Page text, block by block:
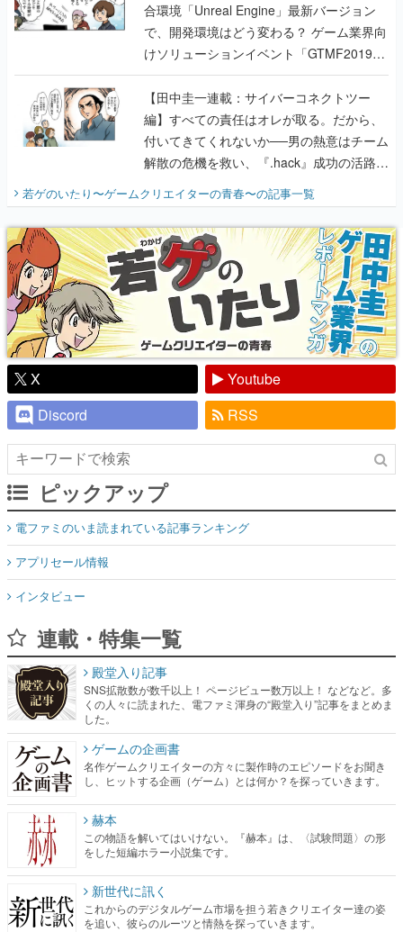
合環境「Unreal Engine」最新バージョン
で、開発環境はどう変わる？ ゲーム業界向
けソリューションイベント「GTMF2019」
に行って、より理解を深めよう【PR】
【田中圭一連載：サイバーコネクトツー
編】すべての責任はオレが取る。だから、
付いてきてくれないか──男の熱意はチーム
解散の危機を救い、『.hack』成功の活路を
開く。業界の快男児・松山 洋に流れる血は
『少年ジャンプ』色だった【若ゲのいた
り】
若ゲのいたり〜ゲームクリエイターの青春〜の記事一覧
X
Youtube
Discord
RSS
ピックアップ
電ファミのいま読まれている記事ランキング
アプリセール情報
インタビュー
連載・特集一覧
殿堂入り記事
SNS拡散数が数千以上！ ページビュー数万以上！ などなど。多
くの人々に読まれた、電ファミ渾身の“殿堂入り”記事をまとめま
した。
ゲームの企画書
名作ゲームクリエイターの方々に製作時のエピソードをお聞き
し、ヒットする企画（ゲーム）とは何か？を探っていきます。
赫本
この物語を解いてはいけない。『赫本』は、〈試験問題〉の形
をした短編ホラー小説集です。
新世代に訊く
これからのデジタルゲーム市場を担う若きクリエイター達の姿
を追い、彼らのルーツと情熱を探っていきます。